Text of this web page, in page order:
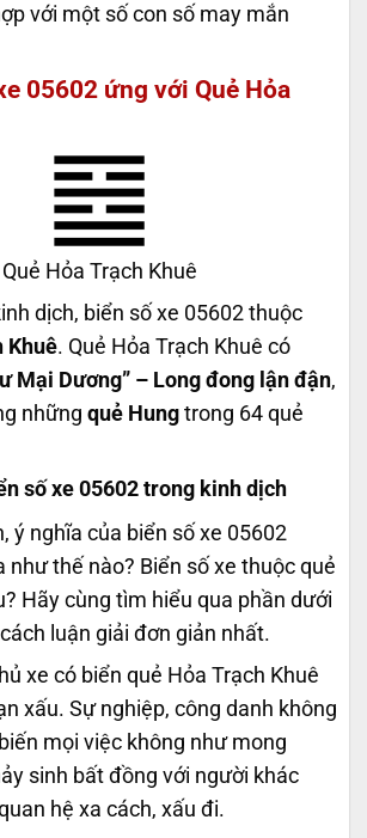
với một số con số may mắn
05602 ứng với Quẻ Hỏa
Quẻ Hỏa Trạch Khuê
dịch, biển số xe 05602 thuộc
Khuê. Quẻ Hỏa Trạch Khuê có
Mại Dương” – Long đong lận đận,
những quẻ Hung trong 64 quẻ
số xe 05602 trong kinh dịch
ý nghĩa của biển số xe 05602
như thế nào? Biển số xe thuộc quẻ
Hãy cùng tìm hiểu qua phần dưới
luận giải đơn giản nhất.
xe có biển quẻ Hỏa Trạch Khuê
xấu. Sự nghiệp, công danh không
mọi việc không như mong
sinh bất đồng với người khác
hệ xa cách, xấu đi.